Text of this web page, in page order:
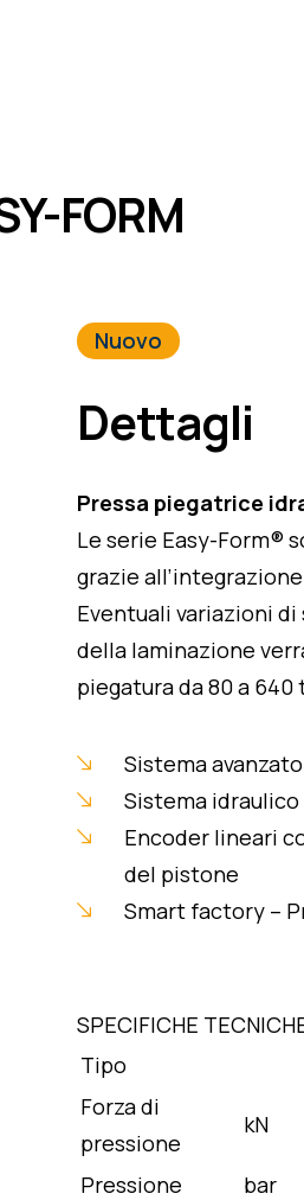
FORM
Nuovo
Dettagli
Pressa piegatrice
Le serie Easy-Form®
grazie
Eventuali variazioni
della laminazione
piegatura da 80 a 640
Sistema
Sistema
Encoder lineari
del pistone
Smart factory –
SPECIFICHE
Tipo
Forza di
pressione
kN
Pressione bar